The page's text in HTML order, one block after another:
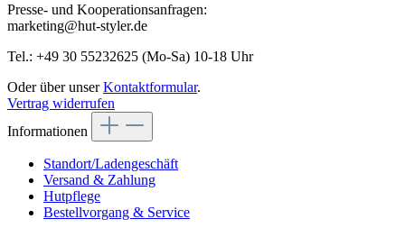
Presse- und Kooperationsanfragen:
marketing@hut-styler.de
Tel.: +49 30 55232625 (Mo-Sa) 10-18 Uhr
Oder über unserKontaktformular.
Vertrag widerrufen
Informationen
Standort/Ladengeschäft
Versand & Zahlung
Hutpflege
Bestellvorgang & Service